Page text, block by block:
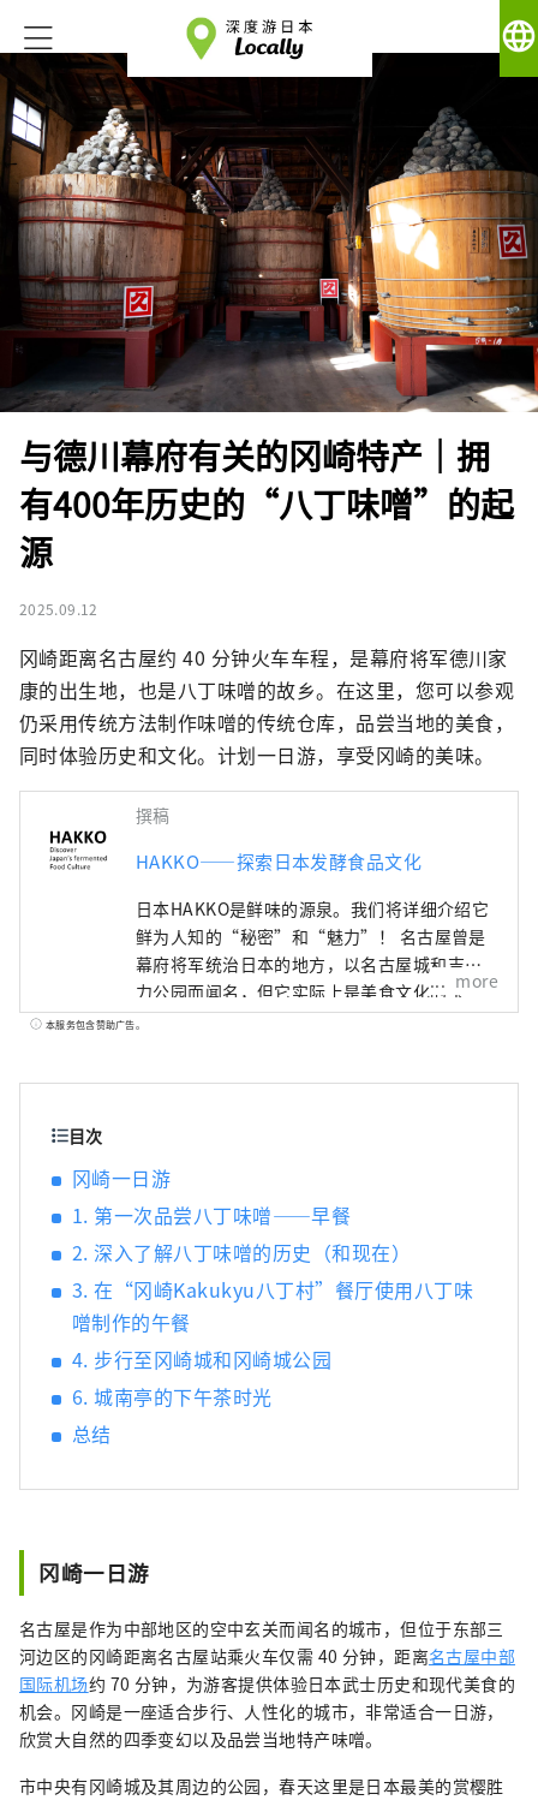
language
与德川幕府有关的冈崎特产｜拥
有400年历史的“八丁味噌”的起
源
2025.09.12
冈崎距离名古屋约 40 分钟火车车程，是幕府将军德川家
康的出生地，也是八丁味噌的故乡。在这里，您可以参观
仍采用传统方法制作味噌的传统仓库，品尝当地的美食，
同时体验历史和文化。计划一日游，享受冈崎的美味。
撰稿
HAKKO——探索日本发酵食品文化
日本HAKKO是鲜味的源泉。我们将详细介绍它
鲜为人知的“秘密”和“魅力”！ 名古屋曾是
幕府将军统治日本的地方，以名古屋城和吉卜
力公园而闻名，但它实际上是美食文化的宝
库，孕育了“鲜味”，即日本料理的精髓。 ■
的发酵食品文化。知多半岛被伊势湾和三河湾
环绕，风景秀丽，自古以来，清酒、醋、味
噌、酱油等酿造业便蓬勃发展。西川是德川家
康的故乡，以“八丁味噌”和“白酱油”等独
特的发酵调味料而闻名。
more
本服务包含赞助广告。
目次
冈崎一日游
1. 第一次品尝八丁味噌——早餐
2. 深入了解八丁味噌的历史（和现在）
3. 在“冈崎Kakukyu八丁村”餐厅使用八丁味
噌制作的午餐
4. 步行至冈崎城和冈崎城公园
6. 城南亭的下午茶时光
总结
冈崎一日游
名古屋是作为中部地区的空中玄关而闻名的城市，但位于东部三
河边区的冈崎距离名古屋站乘火车仅需 40 分钟，距离名古屋中部
国际机场约 70 分钟，为游客提供体验日本武士历史和现代美食的
机会。冈崎是一座适合步行、人性化的城市，非常适合一日游，
欣赏大自然的四季变幻以及品尝当地特产味噌。
市中央有冈崎城及其周边的公园，春天这里是日本最美的赏樱胜